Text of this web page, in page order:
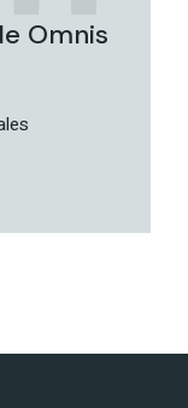
Omnis